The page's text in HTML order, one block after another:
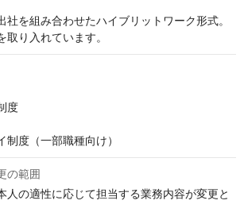
社を組み合わせたハイブリットワーク形式。
り入れています。
度
制度（一部職種向け）
の範囲
人の適性に応じて担当する業務内容が変更と